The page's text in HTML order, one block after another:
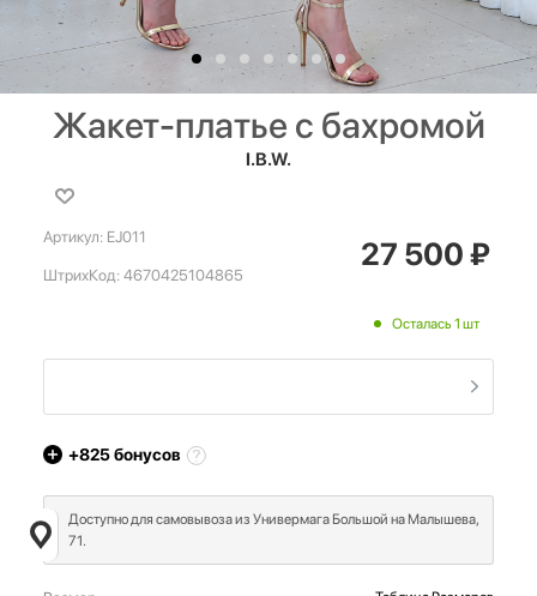
Жакет-платье с бахромой
I.B.W.
Артикул: EJ011
ШтрихКод: 4670425104865
27 500₽
Осталась 1 шт
+825бонусов
Доступно для самовывоза из Универмага Большой на Малышева,
71.